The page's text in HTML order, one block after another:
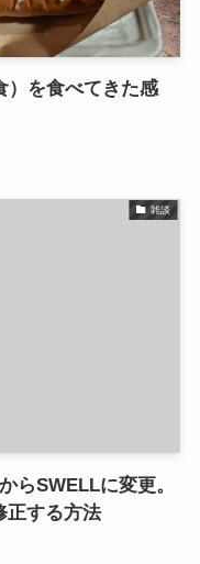
）を食べてきた感
雑談
らSWELLに変更。
正する方法